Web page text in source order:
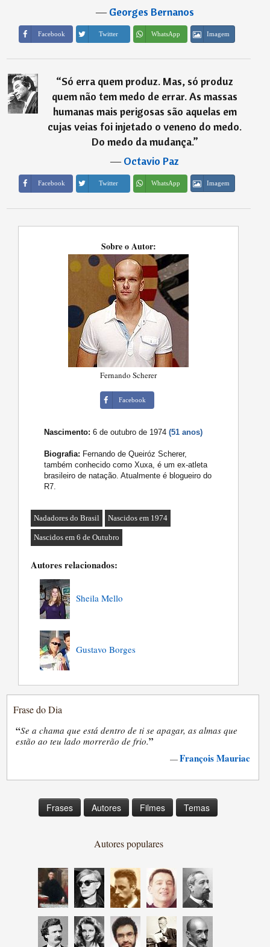
―Georges Bernanos
Facebook Twitter WhatsApp Imagem
“Só erra quem produz. Mas, só produz
quem não tem medo de errar. As massas
humanas mais perigosas são aquelas em
cujas veias foi injetado o veneno do medo.
Do medo da mudança.”
―Octavio Paz
Facebook Twitter WhatsApp Imagem
Sobre o Autor:
Fernando Scherer
Facebook
Nascimento: 6 de outubro de 1974(51 anos)
Biografia: Fernando de Queiróz Scherer,
também conhecido como Xuxa, é um ex-atleta
brasileiro de natação. Atualmente é blogueiro do
R7.
Nadadores do Brasil Nascidos em 1974
Nascidos em 6 de Outubro
Autores relacionados:
Sheila Mello
Gustavo Borges
Frase do Dia
“Se a chama que está dentro de ti se apagar, as almas que
estão ao teu lado morrerão de frio.”
—François Mauriac
Frases Autores Filmes Temas
Autores populares